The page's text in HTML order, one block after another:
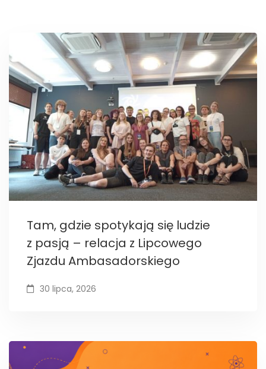
Tam, gdzie spotykają się ludzie
z pasją – relacja z Lipcowego
Zjazdu Ambasadorskiego
30 lipca, 2026